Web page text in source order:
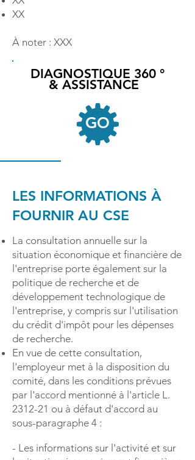
XX
À noter : XXX
DIAGNOSTIQUE 360 °
& ASSISTANCE
GO
LES INFORMATIONS À
FOURNIR AU CSE
La consultation annuelle sur la
situation économique et financière de
l'entreprise porte également sur la
politique de recherche et de
développement technologique de
l'entreprise, y compris sur l'utilisation
du crédit d'impôt pour les dépenses
de recherche.
En vue de cette consultation,
l'employeur met à la disposition du
comité, dans les conditions prévues
par l'accord mentionné à l'article L.
2312-21 ou à défaut d'accord au
sous-paragraphe 4 :
- Les informations sur l'activité et sur